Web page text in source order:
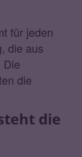
für jeden
die aus
Die
die
die